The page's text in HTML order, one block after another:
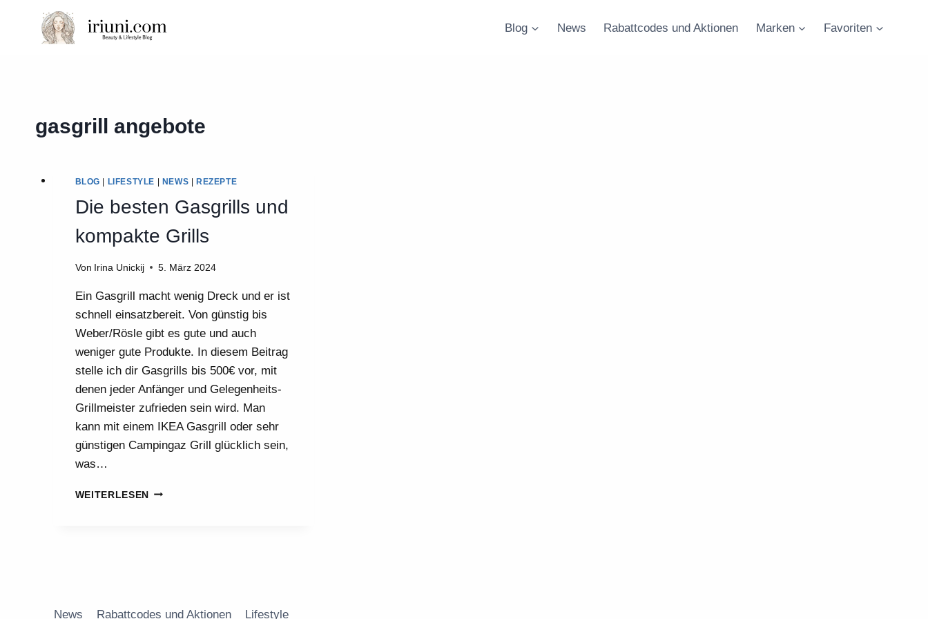
springen
Blog News Rabattcodes und Aktionen Marken Favoriten
gasgrill angebote
BLOG LIFESTYLE NEWS REZEPTE
Die besten Gasgrills und
kompakte Grills
Von Irina Unickij 5. März 2024
Ein Gasgrill macht wenig Dreck und er ist
schnell einsatzbereit. Von günstig bis
Weber/Rösle gibt es gute und auch
weniger gute Produkte. In diesem Beitrag
stelle ich dir Gasgrills bis 500€ vor, mit
denen jeder Anfänger und Gelegenheits-
Grillmeister zufrieden sein wird. Man
kann mit einem IKEA Gasgrill oder sehr
günstigen Campingaz Grill glücklich sein,
was…
WEITERLESENDIE
News Rabattcodes und Aktionen Lifestyle